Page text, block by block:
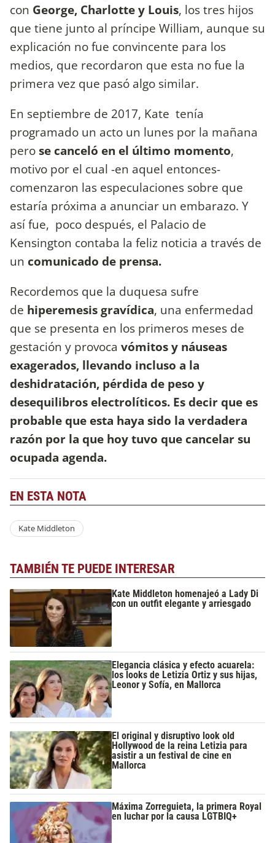
con George, Charlotte y Louis, los tres hijos
que tiene junto al príncipe William, aunque su
explicación no fue convincente para los
medios, que recordaron que esta no fue la
primera vez que pasó algo similar.
En septiembre de 2017, Kate tenía
programado un acto un lunes por la mañana
perose canceló en el último momento,
motivo por el cual -en aquel entonces-
comenzaron las especulaciones sobre que
estaría próxima a anunciar un embarazo. Y
así fue, poco después, el Palacio de
Kensington contaba la feliz noticia a través de
un comunicado de prensa.
Recordemos que la duquesa sufre
de hiperemesis gravídica, una enfermedad
que se presenta en los primeros meses de
gestación y provoca vómitos y náuseas
exagerados, llevando incluso a la
deshidratación, pérdida de peso y
desequilibros electrolíticos. Es decir que es
probable que esta haya sido la verdadera
razón por la que hoy tuvo que cancelar su
ocupada agenda.
EN ESTA NOTA
Kate Middleton
TAMBIÉN TE PUEDE INTERESAR
Kate Middleton homenajeó a Lady Di
con un outfit elegante y arriesgado
Elegancia clásica y efecto acuarela:
los looks de Letizia Ortiz y sus hijas,
Leonor y Sofía, en Mallorca
El original y disruptivo look old
Hollywood de la reina Letizia para
asistir a un festival de cine en
Mallorca
Máxima Zorreguieta, la primera Royal
en luchar por la causa LGTBIQ+